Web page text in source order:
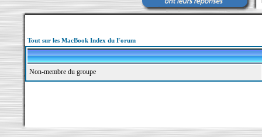
Tout sur les MacBook Index du Forum
Non-membre du groupe